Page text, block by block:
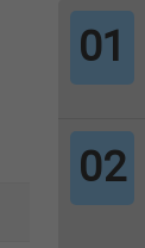
01
02